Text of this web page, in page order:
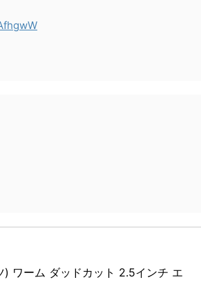
) ワーム ダッドカット 2.5インチ エ